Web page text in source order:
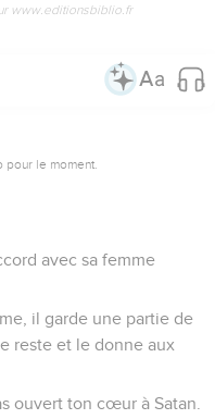
www.editionsbiblio.fr
le moment.
avec sa femme
il garde une partie de
reste et le donne aux
ouvert ton cœur à Satan.